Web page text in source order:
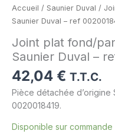
Accueil / Saunier Duval /
Saunier Duval – ref
Joint plat fond/
Saunier Duval –
42,04 € T.T.C.
Pièce détachée d’origine
0020018419.
Disponible sur commande